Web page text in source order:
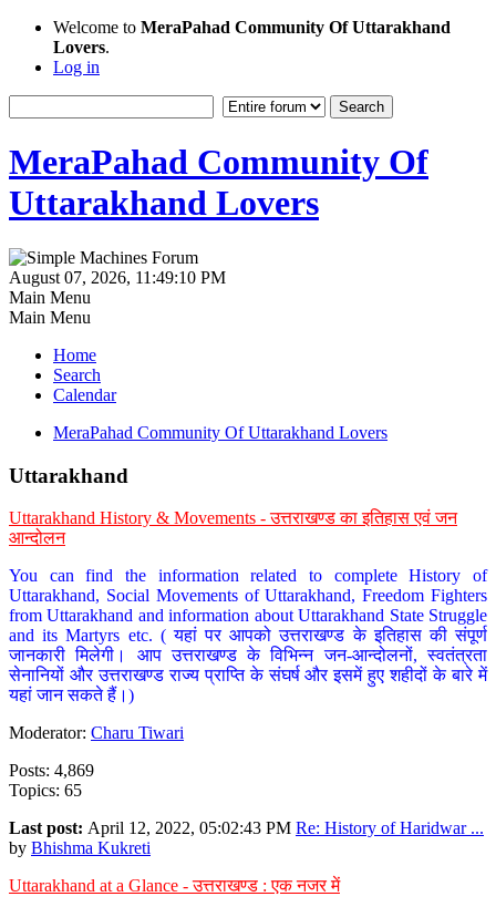
Welcome to MeraPahad Community Of Uttarakhand
Lovers.
Log in
MeraPahad Community Of
Uttarakhand Lovers
August 07, 2026, 11:49:10 PM
Main Menu
Main Menu
Home
Search
Calendar
MeraPahad Community Of Uttarakhand Lovers
Uttarakhand
Uttarakhand History & Movements - उत्तराखण्ड का इतिहास एवं जन
आन्दोलन
You can find the information related to complete History of
Uttarakhand, Social Movements of Uttarakhand, Freedom Fighters
from Uttarakhand and information about Uttarakhand State Struggle
and its Martyrs etc. ( यहां पर आपको उत्तराखण्ड के इतिहास की संपूर्ण
जानकारी मिलेगी। आप उत्तराखण्ड के विभिन्न जन-आन्दोलनों, स्वतंत्रता
सेनानियों और उत्तराखण्ड राज्य प्राप्ति के संघर्ष और इसमें हुए शहीदों के बारे में
यहां जान सकते हैं।)
Moderator: Charu Tiwari
Posts: 4,869
Topics: 65
Last post: April 12, 2022, 05:02:43 PM Re: History of Haridwar ...
by Bhishma Kukreti
Uttarakhand at a Glance - उत्तराखण्ड : एक नजर में